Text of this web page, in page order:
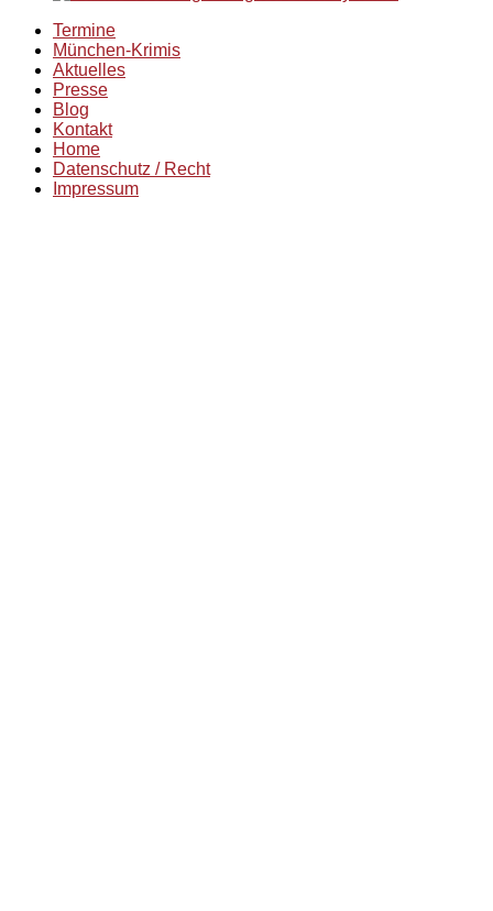
Termine
München-Krimis
Aktuelles
Presse
Blog
Kontakt
Home
Datenschutz / Recht
Impressum